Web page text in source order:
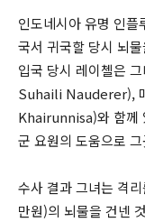
인도네시아 유명 인
국서 귀국할 당시 뇌
입국 당시 레이첼은
Suhaili Nauderer),
Khairunnisa)와 함께
군 요원의 도움으로
수사 결과 그녀는 격
만원)의 뇌물을 건넨